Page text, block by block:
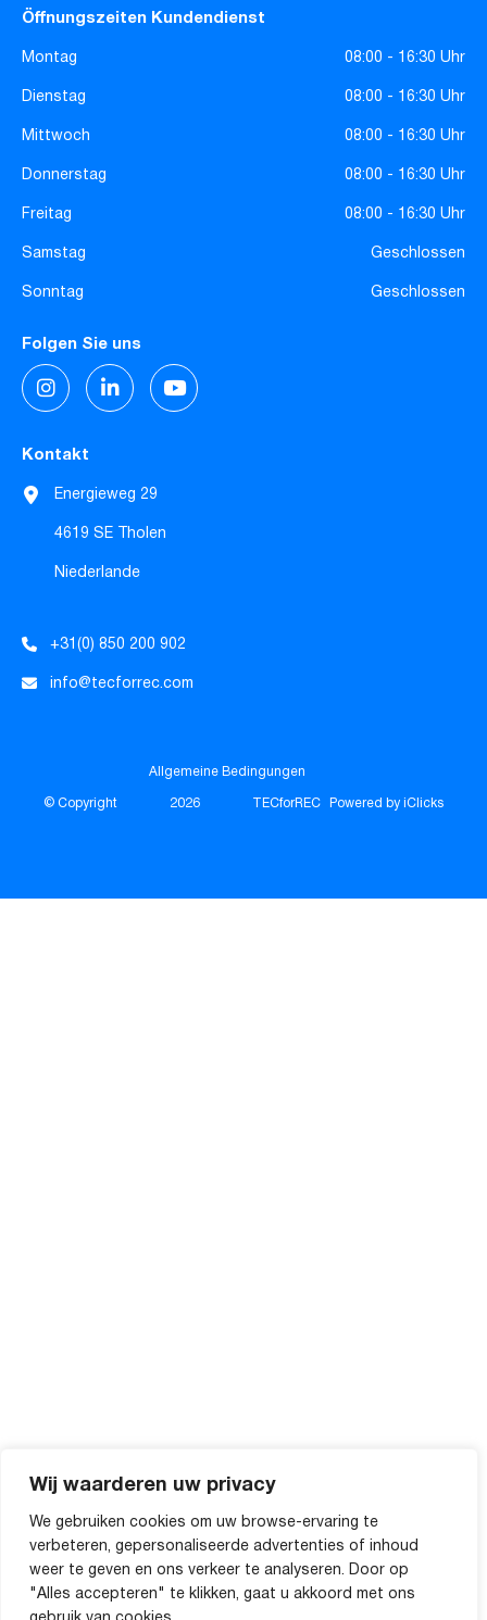
Wij waarderen uw privacy
We gebruiken cookies om uw browse-ervaring te
verbeteren, gepersonaliseerde advertenties of inhoud
weer te geven en ons verkeer te analyseren. Door op
"Alles accepteren" te klikken, gaat u akkoord met ons
Öffnungszeiten Kundendienst
Montag
08:00 - 16:30 Uhr
Dienstag
08:00 - 16:30 Uhr
Mittwoch
08:00 - 16:30 Uhr
Donnerstag
08:00 - 16:30 Uhr
Freitag
08:00 - 16:30 Uhr
Samstag
Geschlossen
Sonntag
Geschlossen
Folgen Sie uns
Kontakt
Energieweg 29
4619 SE Tholen
Niederlande
+31(0) 850 200 902
info@tecforrec.com
© Copyright 2026 TECforREC Powered by iClicks
Allgemeine Bedingungen